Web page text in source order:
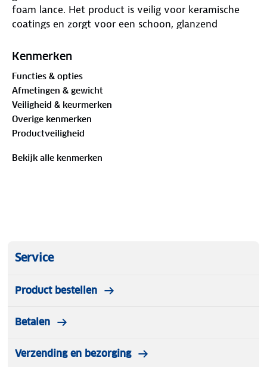
foam lance. Het product is veilig voor keramische
coatings en zorgt voor een schoon, glanzend
W1 Gwash V2 is een favoriet onder detailers
Kenmerken
Functies & opties
Afmetingen & gewicht
Veiligheid & keurmerken
Overige kenmerken
Productveiligheid
Bekijk alle kenmerken
Service
Product bestellen
Betalen
Verzending en bezorging